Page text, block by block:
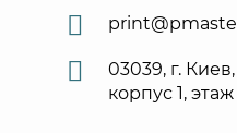
03039, г.
корпус 1,